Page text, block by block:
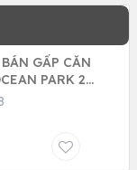
GẤP CĂN
PARK 2